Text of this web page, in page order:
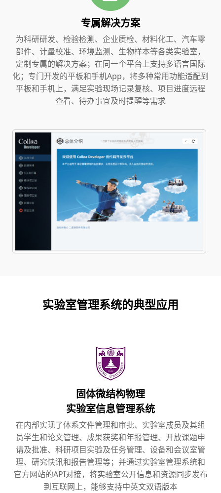
专属解决方案
为科研研发、检验检测、企业质检、材料化工、汽车零
部件、计量校准、环境监测、生物样本等各类实验室，
定制专属的解决方案；在同一个平台上支持多语言国际
化；专门开发的平板和手机App，将多种常用功能适配到
平板和手机上，满足实验现场记录复核、项目进度远程
查看、待办事宜及时提醒等需求
实验室管理系统的典型应用
固体微结构物理
实验室信息管理系统
在内部实现了体系文件管理和审批、实验室成员及其组
员学生和论文管理、成果获奖和年报管理、开放课题申
请及批准、科研项目实验及任务管理、设备和会议室管
理、研究快讯和报告管理等；并通过实验室管理系统和
官方网站的API对接，将实验室公开信息和资源同步发布
到互联网上，能够支持中英文双语版本